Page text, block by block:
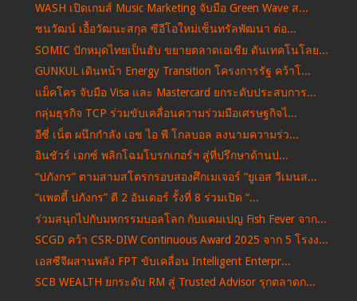
WASH เปิดเกมส์ Music Marketing จับมือ Green Wave ส...
ชนวัฒน์ เอื้อวัฒนะสกุล ซีอีโอใหม่เซ็นทรัลพัฒนา ต่อ...
SOMIC ปักหมุดไทยเป็นฮับ ขยายตลาดเอเชีย ดันเทคโนโลย...
GUNKUL เดินหน้า Energy Transition โครงการรัฐ คว้าโ...
แม็คโคร จับมือ Visa และ Mastercard ยกระดับประสบการ...
กลุ่มธุรกิจ TCP ร่วมขับเคลื่อนความร่วมมือเศรษฐกิจไ...
อีซี่ เน็ต ผนึกกำลัง เอช ไอ พี โกลบอล ลงนามความร่ว...
อินชัวร์ เอกซ์ พลิกโฉมโบรกเกอร์ฯ สู่ที่ปรึกษาด้านป...
“ปภังกร” ตามสามสโตรกรอบสองศึกเมเจอร์ “ยูเอส วีเมนส...
“แพตตี้ ปภังกร” ตี 2 อันเดอร์ รั้งที่ 8 ร่วมเปิด “...
ร่วมสนุกไปกับมหกรรมบอลโลก กับแคมเปญ Fish Fever จาก...
SCGD คว้า CSR-DIW Continuous Award 2025 จาก 5 โรงง...
เอสซีจีผสานพลัง FPT ขับเคลื่อน Intelligent Enterpr...
SCB WEALTH ยกระดับ RM สู่ Trusted Advisor รุกตลาดก...